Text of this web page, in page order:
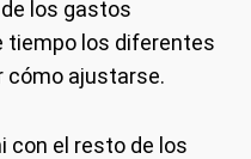
los gastos
tiempo los diferentes
cómo ajustarse.
con el resto de los